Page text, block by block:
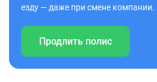
езду — даже при смене компании.
Продлить полис